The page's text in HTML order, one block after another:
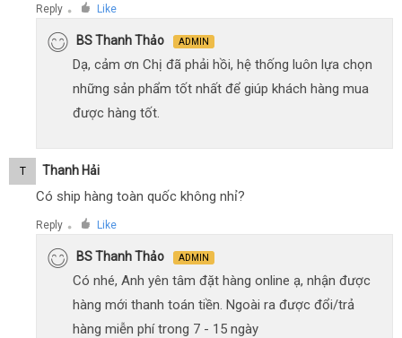
Reply ● Like
BS Thanh Thảo ADMIN
Dạ, cảm ơn Chị đã phải hồi, hệ thống luôn lựa chọn
những sản phẩm tốt nhất để giúp khách hàng mua
được hàng tốt.
T Thanh Hải
Có ship hàng toàn quốc không nhỉ?
Reply ● Like
BS Thanh Thảo ADMIN
Có nhé, Anh yên tâm đặt hàng online ạ, nhận được
hàng mới thanh toán tiền. Ngoài ra được đổi/trả
hàng miễn phí trong 7 - 15 ngày